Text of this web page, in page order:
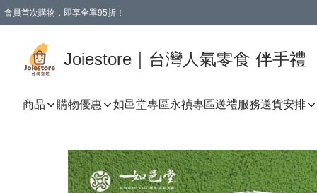
會員首次購物，即享全單95折！
Joiestore｜台灣人氣零食 伴手禮
商品 購物優惠 如邑堂專區永禎專區送禮服務送貨安排